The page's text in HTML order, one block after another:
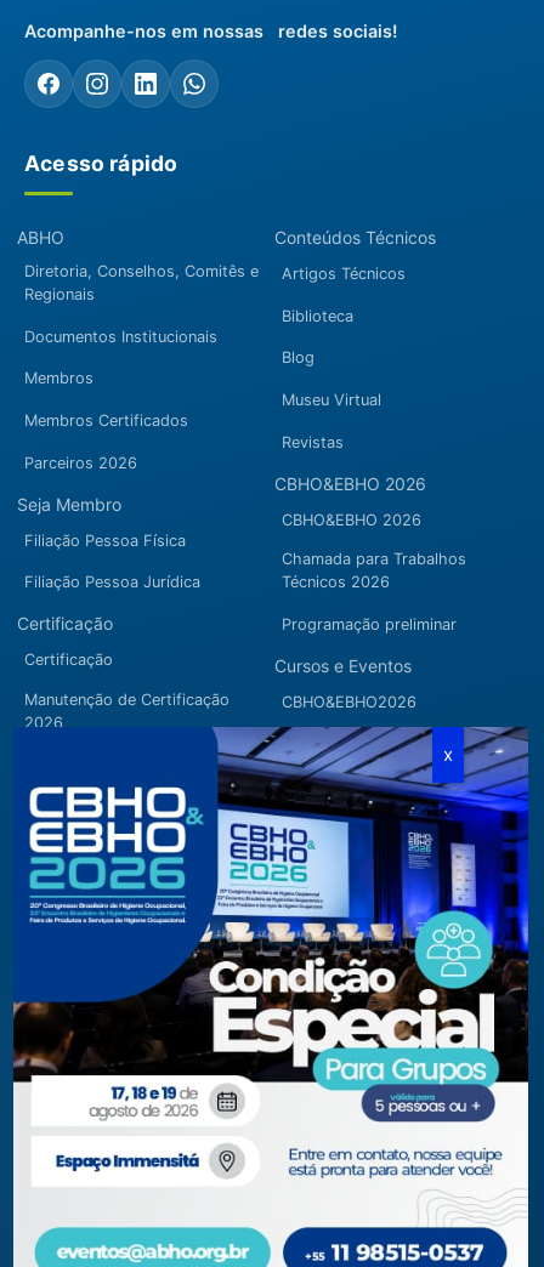
Acompanhe-nos em nossas redes sociais!
Acesso rápido
ABHO
Diretoria, Conselhos, Comitês e
Regionais
Documentos Institucionais
Membros
Membros Certificados
Parceiros 2026
Seja Membro
Filiação Pessoa Física
Filiação Pessoa Jurídica
Certificação
Certificação
Manutenção de Certificação
2026
Conteúdos Técnicos
Artigos Técnicos
Biblioteca
Blog
Museu Virtual
Revistas
CBHO&EBHO 2026
CBHO&EBHO 2026
Chamada para Trabalhos
Técnicos 2026
Programação preliminar
Cursos e Eventos
CBHO&EBHO2026
Cursos Modulares
Eventos Apoiados
Eventos Regionais
Loja
Fone/Fax:
+ 55 11 3081.5909 / 3081.1709
secretaria@abho.org.br
Rua Cardoso de Almeida, 167 CJ 121
WhatsApp: (11) 93938-9842